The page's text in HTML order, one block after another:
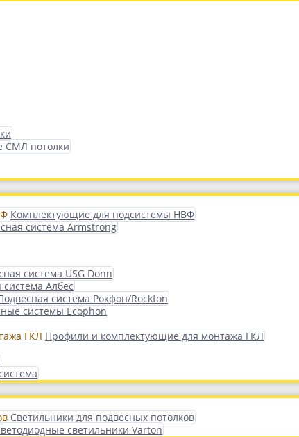
СМЛ потолки
Комплектующие для подсистемы НВФ
система Armstrong
система USG Donn
система Албес
система Рокфон/Rockfon
системы Ecophon
Профили и комплектующие для монтажа ГКЛ
Светильники для подвесных потолков
светильники Varton